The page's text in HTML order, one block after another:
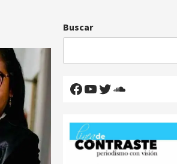
Buscar
Facebook
YouTube
Twitter
SoundCloud